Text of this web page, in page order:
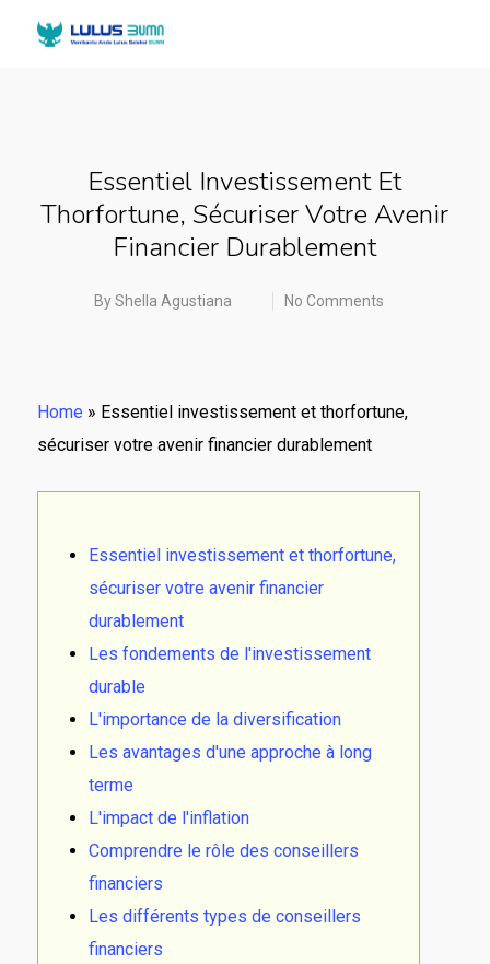
Essentiel Investissement Et
Thorfortune, Sécuriser Votre Avenir
Financier Durablement
ByShella Agustiana No Comments
Home » Essentiel investissement et thorfortune,
sécuriser votre avenir financier durablement
Essentiel investissement et thorfortune,
sécuriser votre avenir financier
durablement
Les fondements de l'investissement
durable
L'importance de la diversification
Les avantages d'une approche à long
terme
L'impact de l'inflation
Comprendre le rôle des conseillers
financiers
Les différents types de conseillers
financiers